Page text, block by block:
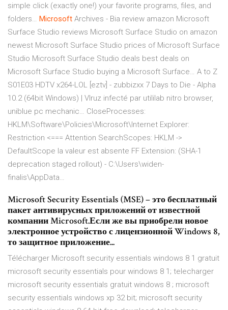
simple click (exactly one!) your favorite programs, files, and
folders… Microsoft Archives - Bia review amazon Microsoft
Surface Studio reviews Microsoft Surface Studio on amazon
newest Microsoft Surface Studio prices of Microsoft Surface
Studio Microsoft Surface Studio deals best deals on
Microsoft Surface Studio buying a Microsoft Surface… A to Z
S01E03 HDTV x264-LOL [eztv] - zubbizxx 7 Days to Die - Alpha
10.2 (64bit Windows) | VIruz infecté par utililab nitro browser,
uniblue pc mechanic… CloseProcesses:
HKLM\Software\Policies\Microsoft\Internet Explorer:
Restriction <=== Attention SearchScopes: HKLM ->
DefaultScope la valeur est absente FF Extension: (SHA-1
deprecation staged rollout) - C:\Users\widen-
finalis\AppData…
Microsoft Security Essentials (MSE) – это бесплатный
пакет антивирусных приложений от известной
компании Microsoft.Если же вы приобрели новое
электронное устройство с лицензионной Windows 8,
то защитное приложение...
Télécharger Microsoft security essentials windows 8 1 gratuit
microsoft security essentials pour windows 8 1; telecharger
microsoft security essentials gratuit windows 8 ; microsoft
security essentials windows xp 32 bit; microsoft security